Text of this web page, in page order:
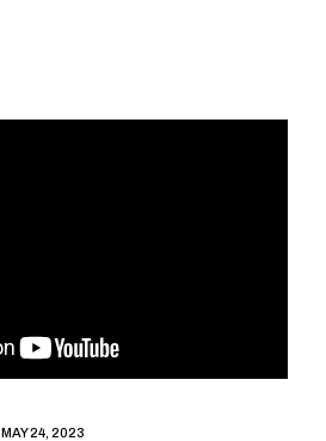
MAY 24, 2023